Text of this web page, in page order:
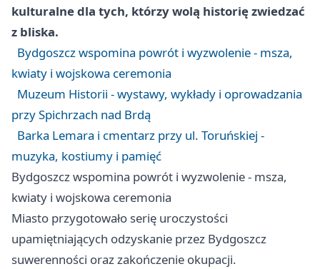
kulturalne dla tych, którzy wolą historię zwiedzać
z bliska.
Bydgoszcz wspomina powrót i wyzwolenie - msza,
kwiaty i wojskowa ceremonia
Muzeum Historii - wystawy, wykłady i oprowadzania
przy Spichrzach nad Brdą
Barka Lemara i cmentarz przy ul. Toruńskiej -
muzyka, kostiumy i pamięć
Bydgoszcz wspomina powrót i wyzwolenie - msza,
kwiaty i wojskowa ceremonia
Miasto przygotowało serię uroczystości
upamiętniających odzyskanie przez Bydgoszcz
suwerenności oraz zakończenie okupacji.